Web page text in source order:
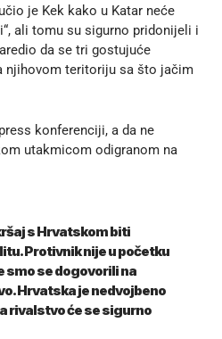
je Kek kako u Katar neće
ali tomu su sigurno pridonijeli i
da se tri gostujuće
njihovom teritoriju sa što jačim
konferenciji, a da ne
utakmicom odigranom na
s Hrvatskom biti
Protivnik nije u početku
smo se dogovorili na
Hrvatska je nedvojbeno
rivalstvo će se sigurno